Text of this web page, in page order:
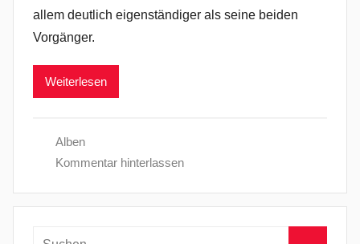
allem deutlich eigenständiger als seine beiden
Vorgänger.
Weiterlesen
Alben
Kommentar hinterlassen
Suchen